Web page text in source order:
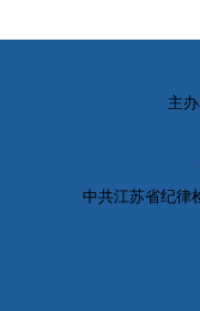
主
中共江苏省纪律